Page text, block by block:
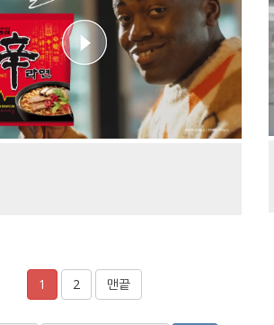
1 2 맨끝